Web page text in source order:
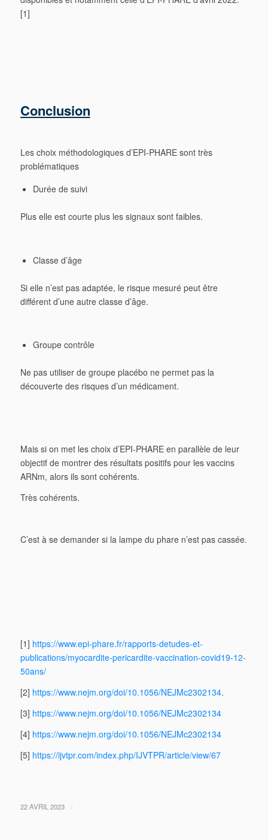
[1]
Conclusion
Les choix méthodologiques d’EPI-PHARE sont très
problématiques
Durée de suivi
Plus elle est courte plus les signaux sont faibles.
Classe d’âge
Si elle n’est pas adaptée, le risque mesuré peut être
différent d’une autre classe d’âge.
Groupe contrôle
Ne pas utiliser de groupe placébo ne permet pas la
découverte des risques d’un médicament.
Mais si on met les choix d’EPI-PHARE en parallèle de leur
objectif de montrer des résultats positifs pour les vaccins
ARNm, alors ils sont cohérents.
Très cohérents.
C’est à se demander si la lampe du phare n’est pas cassée.
[1] https://www.epi-phare.fr/rapports-detudes-et-
publications/myocardite-pericardite-vaccination-covid19-12-
50ans/
[2] https://www.nejm.org/doi/10.1056/NEJMc2302134.
[3] https://www.nejm.org/doi/10.1056/NEJMc2302134
[4] https://www.nejm.org/doi/10.1056/NEJMc2302134
[5] https://ijvtpr.com/index.php/IJVTPR/article/view/67
22 AVRIL 2023 /